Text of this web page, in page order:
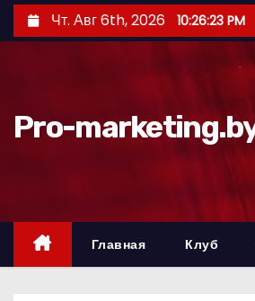
е
д
Чт. Авг 6th, 2026 10:26:24 PM
Pro-
Главная Клуб